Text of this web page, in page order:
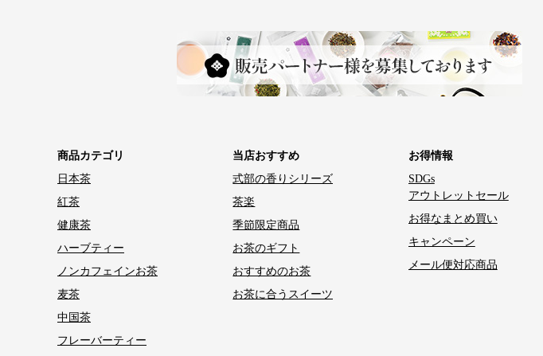
商品カテゴリ
日本茶
紅茶
健康茶
ハーブティー
ノンカフェインお茶
麦茶
中国茶
フレーバーティー
当店おすすめ
式部の香りシリーズ
茶楽
季節限定商品
お茶のギフト
おすすめのお茶
お茶に合うスイーツ
お得情報
SDGs
アウトレットセール
お得なまとめ買い
キャンペーン
メール便対応商品